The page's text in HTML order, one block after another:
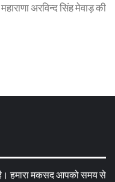
अरविन्द सिंह मेवाड़ की
हमारा मकसद आपको समय से